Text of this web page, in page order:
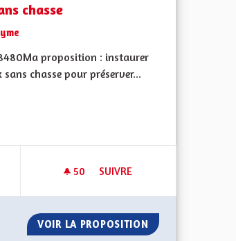
et en Europe
DÈS LA MATERNELLE
chasse
proposition : instaurer
chasse pour préserver...
catégorie : Autres
50 50 ABONNÉS
SUIVRE
VOIR LA PROPOSITION DES WEEKENDS